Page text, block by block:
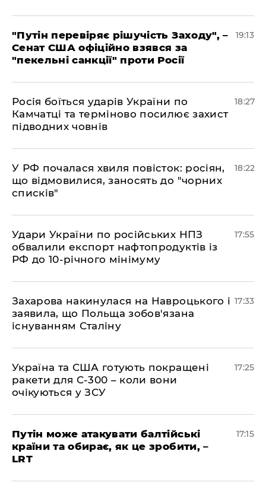
​"Путін перевіряє рішучість Заходу", –
Сенат США офіційно взявся за
"пекельні санкції" проти Росії
19:13
​Росія боїться ударів України по
Камчатці та терміново посилює захист
підводних човнів
18:27
​У РФ почалася хвиля повісток: росіян,
що відмовилися, заносять до "чорних
списків"
18:22
​Удари України по російських НПЗ
обвалили експорт нафтопродуктів із
РФ до 10-річного мінімуму
17:55
​Захарова накинулася на Навроцького і
заявила, що Польща зобов'язана
існуванням Сталіну
17:33
​Україна та США готують покращені
ракети для С-300 – коли вони
очікуються у ЗСУ
17:25
​Путін може атакувати балтійські
країни та обирає, як це зробити, –
LRT
17:15